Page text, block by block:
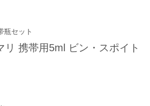
瓶セット
リ 携帯用5ml ビン・スポイト